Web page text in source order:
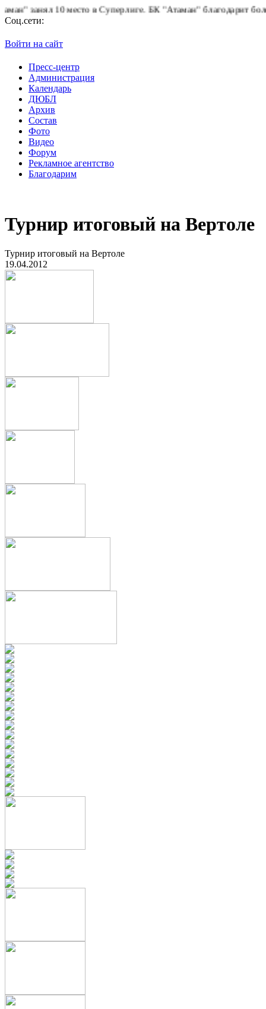
10 место в Суперлиге.БК "Атаман" благодарит
Соц.сети:
Войти на сайт
Пресс-центр
Администрация
Календарь
ДЮБЛ
Архив
Состав
Фото
Видео
Форум
Рекламное агентство
Благодарим
Турнир итоговый на Вертоле
Турнир итоговый на Вертоле
19.04.2012